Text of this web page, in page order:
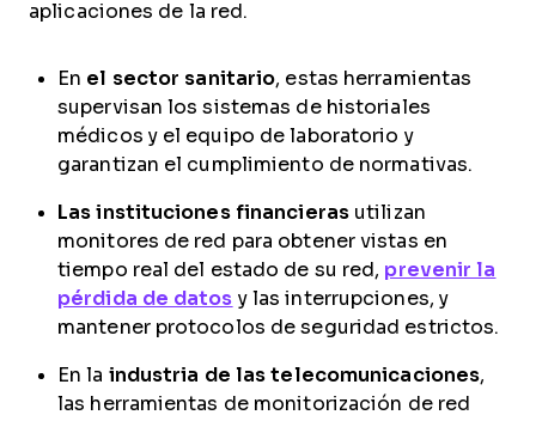
aplicaciones de la red.
En el sector sanitario, estas herramientas
supervisan los sistemas de historiales
médicos y el equipo de laboratorio y
garantizan el cumplimiento de normativas.
Las instituciones financierasutilizan
monitores de red para obtener vistas en
tiempo real del estado de su red, prevenir la
pérdida de datos y las interrupciones, y
mantener protocolos de seguridad estrictos.
En la industria de las telecomunicaciones,
las herramientas de monitorización de red